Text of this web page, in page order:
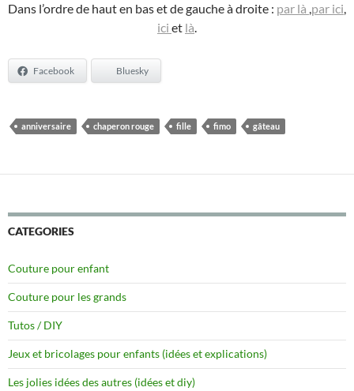
Dans l’ordre de haut en bas et de gauche à droite : par là ,par ici,
ici et là.
Facebook Bluesky
anniversaire chaperon rouge fille fimo gâteau
CATEGORIES
Couture pour enfant
Couture pour les grands
Tutos / DIY
Jeux et bricolages pour enfants (idées et explications)
Les jolies idées des autres (idées et diy)